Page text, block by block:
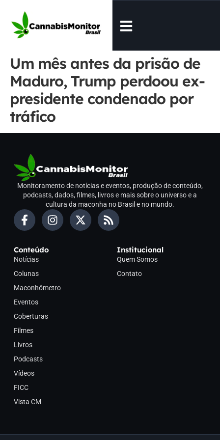
Um mês antes da prisão de
Maduro, Trump perdoou ex-
presidente condenado por
tráfico
Monitoramento de notícias e eventos, produção de conteúdo,
podcasts, dados, filmes, livros e mais sobre o universo e a
cultura da maconha no Brasil e no mundo.
Conteúdo
Notícias
Colunas
Maconhômetro
Eventos
Coberturas
Filmes
Livros
Podcasts
Vídeos
FICC
Vista CM
Institucional
Quem Somos
Contato